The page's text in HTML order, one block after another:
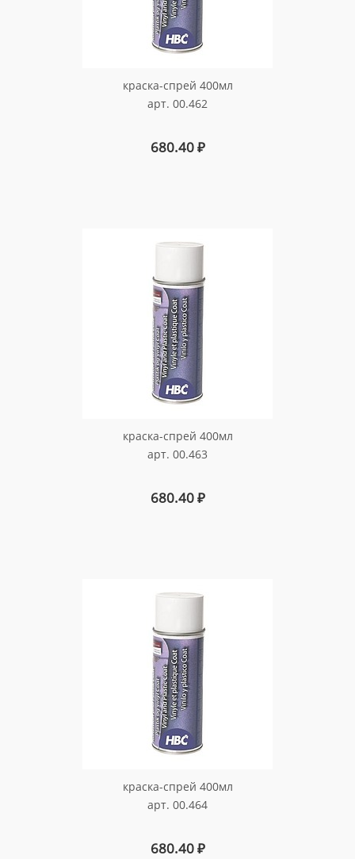
краска-спрей 400мл
арт. 00.462
680.40₽
краска-спрей 400мл
арт. 00.463
680.40₽
краска-спрей 400мл
арт. 00.464
680.40₽